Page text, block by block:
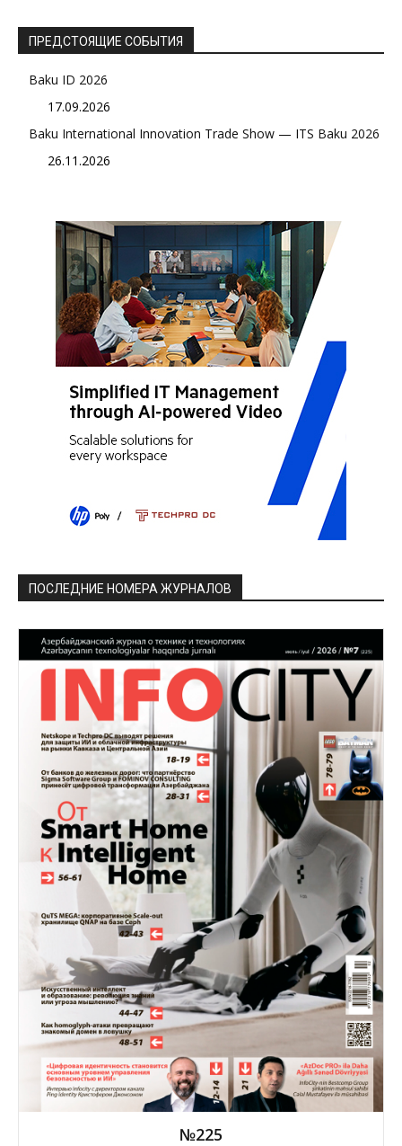
ПРЕДСТОЯЩИЕ СОБЫТИЯ
Baku ID 2026
17.09.2026
Baku International Innovation Trade Show — ITS Baku 2026
26.11.2026
ПОСЛЕДНИЕ НОМЕРА ЖУРНАЛОВ
№225